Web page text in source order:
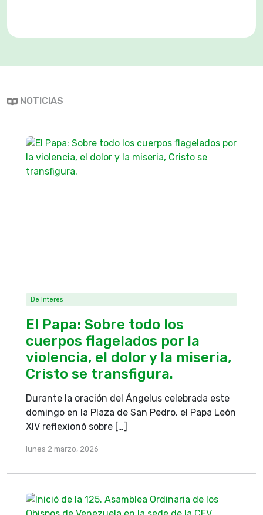
NOTICIAS
De Interés
El Papa: Sobre todo los
cuerpos flagelados por la
violencia, el dolor y la miseria,
Cristo se transfigura.
Durante la oración del Ángelus celebrada este
domingo en la Plaza de San Pedro, el Papa León
XIV reflexionó sobre […]
lunes 2 marzo, 2026